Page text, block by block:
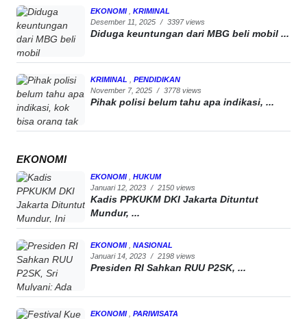
EKONOMI
KRIMINAL
Desember 11, 2025 / 3397 views
Diduga keuntungan dari MBG beli mobil ...
KRIMINAL
PENDIDIKAN
November 7, 2025 / 3778 views
Pihak polisi belum tahu apa indikasi, ...
EKONOMI
EKONOMI
HUKUM
Januari 12, 2023 / 2150 views
Kadis PPKUKM DKI Jakarta Dituntut
Mundur, ...
EKONOMI
NASIONAL
Januari 14, 2023 / 2198 views
Presiden RI Sahkan RUU P2SK, ...
EKONOMI PARIWISATA